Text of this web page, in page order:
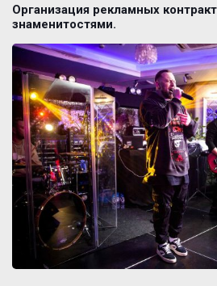
Организация рекламных
знаменитостями.